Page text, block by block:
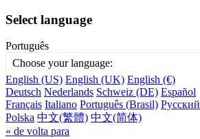
Select language
Português
Choose your language:
English (US) English (UK) English (€)
Deutsch Nederlands Schweiz (DE) Español
Français Italiano Português (Brasil) Русский
Polska 中文(繁體) 中文(简体)
« de volta para